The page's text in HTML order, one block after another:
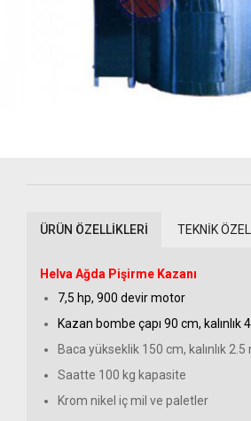
ÜRÜN ÖZELLİKLERİ TEKNİK
Helva Ağda Pişirme Kazanı
7,5 hp, 900 devir motor
Kazan bombe çapı 90 cm, kalınlık
Baca yükseklik 150 cm, kalınlık 2.5
Saatte 100 kg kapasite
Krom nikel iç mil ve paletler